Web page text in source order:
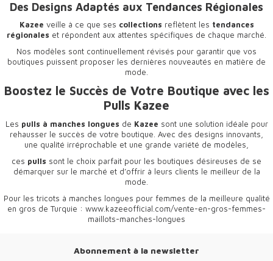
Des Designs Adaptés aux Tendances Régionales
Kazee veille à ce que ses collections reflètent les tendances
régionales et répondent aux attentes spécifiques de chaque marché.
Nos modèles sont continuellement révisés pour garantir que vos
boutiques puissent proposer les dernières nouveautés en matière de
mode.
Boostez le Succès de Votre Boutique avec les
Pulls Kazee
Les pulls à manches longues de Kazee sont une solution idéale pour
rehausser le succès de votre boutique. Avec des designs innovants,
une qualité irréprochable et une grande variété de modèles,
ces pulls sont le choix parfait pour les boutiques désireuses de se
démarquer sur le marché et d’offrir à leurs clients le meilleur de la
mode.
Pour les tricots à manches longues pour femmes de la meilleure qualité
en gros de Turquie : www.kazeeofficial.com/vente-en-gros-femmes-
maillots-manches-longues
Abonnement à la newsletter